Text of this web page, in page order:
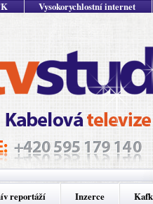
Vysokorychlostní internet
reportáží Inzerce